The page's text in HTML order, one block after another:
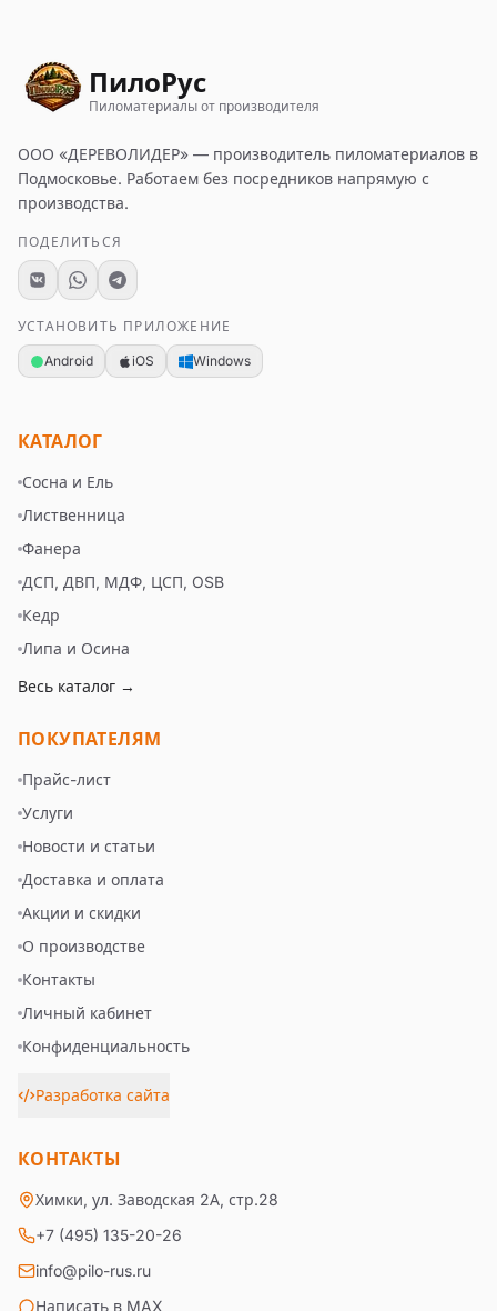
ПилоРус
Пиломатериалы от производителя
ООО «ДЕРЕВОЛИДЕР» — производитель пиломатериалов в
Подмосковье. Работаем без посредников напрямую с
производства.
ПОДЕЛИТЬСЯ
УСТАНОВИТЬ ПРИЛОЖЕНИЕ
Android iOS Windows
КАТАЛОГ
Сосна и Ель
Лиственница
Фанера
ДСП, ДВП, МДФ, ЦСП, OSB
Кедр
Липа и Осина
Весь каталог →
ПОКУПАТЕЛЯМ
Прайс-лист
Услуги
Новости и статьи
Доставка и оплата
Акции и скидки
О производстве
Контакты
Личный кабинет
Конфиденциальность
Разработка сайта
КОНТАКТЫ
Химки, ул. Заводская 2А, стр.28
+7 (495) 135-20-26
info@pilo-rus.ru
Написать в MAX